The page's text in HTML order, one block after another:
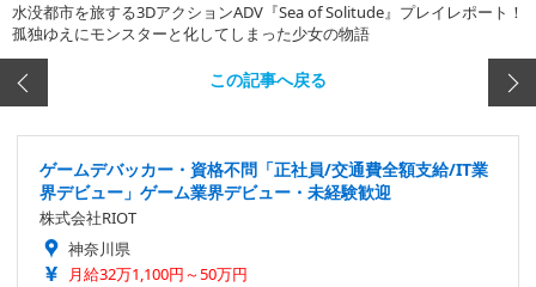
水没都市を旅する3DアクションADV『Sea of Solitude』プレイレポート！
孤独ゆえにモンスターと化してしまった少女の物語
この記事へ戻る
ゲームデバッカー・資格不問「正社員/交通費全額支給/IT業
界デビュー」ゲーム業界デビュー・未経験歓迎
株式会社RIOT
神奈川県
月給32万1,100円～50万円